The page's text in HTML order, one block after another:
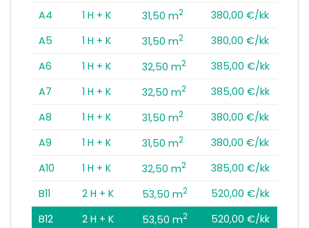
A4
1 H + K 31,50 m2
380,00 €/kk
A5
1 H + K 31,50 m2
380,00 €/kk
A6
1 H + K 32,50 m2
385,00 €/kk
A7
1 H + K 32,50 m2
385,00 €/kk
A8
1 H + K 31,50 m2
380,00 €/kk
A9
1 H + K 31,50 m2
380,00 €/kk
A10
1 H + K 32,50 m2
385,00 €/kk
B11
2 H + K 53,50 m2
520,00 €/kk
B12
2 H + K 53,50 m2
520,00 €/kk